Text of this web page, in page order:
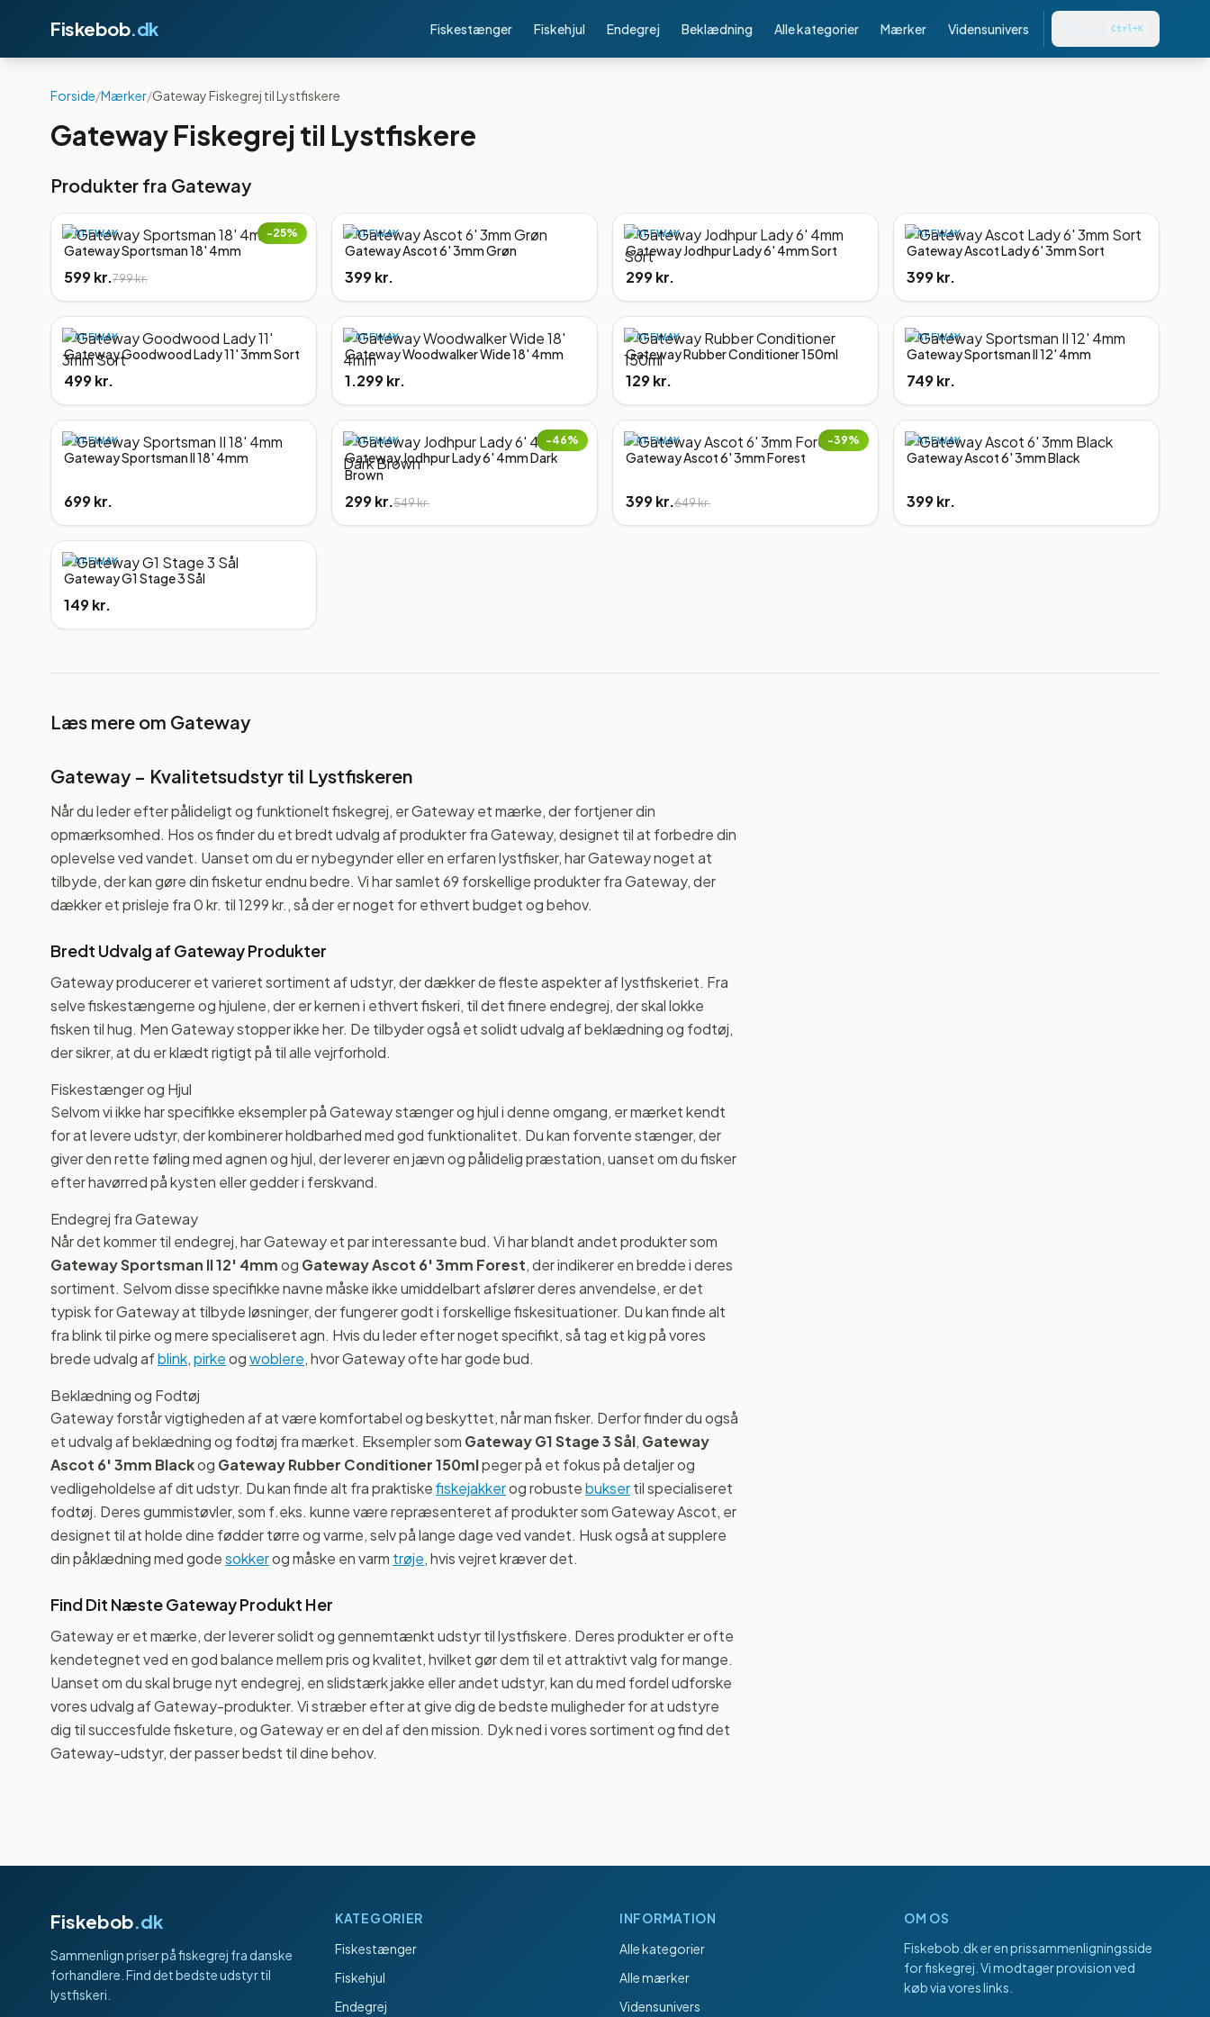
Fiskebob.dk Fiskestænger Fiskehjul Endegrej Beklædning Alle kategorier Mærker Vidensunivers Ctrl+K
Forside/Mærker/Gateway Fiskegrej til Lystfiskere
Gateway Fiskegrej til Lystfiskere
Produkter fra Gateway
−25%
GATEWAY
Gateway Sportsman 18' 4mm
599 kr.799 kr.
GATEWAY
Gateway Ascot 6' 3mm Grøn
399 kr.
GATEWAY
Gateway Jodhpur Lady 6' 4mm Sort
299 kr.
GATEWAY
Gateway Ascot Lady 6' 3mm Sort
399 kr.
GATEWAY
Gateway Goodwood Lady 11' 3mm Sort
499 kr.
GATEWAY
Gateway Woodwalker Wide 18' 4mm
1.299 kr.
GATEWAY
Gateway Rubber Conditioner 150ml
129 kr.
GATEWAY
Gateway Sportsman II 12' 4mm
749 kr.
GATEWAY
Gateway Sportsman II 18' 4mm
699 kr.
−46%
GATEWAY
Gateway Jodhpur Lady 6' 4mm Dark
Brown
299 kr.549 kr.
−39%
GATEWAY
Gateway Ascot 6' 3mm Forest
399 kr.649 kr.
GATEWAY
Gateway Ascot 6' 3mm Black
399 kr.
GATEWAY
Gateway G1 Stage 3 Sål
149 kr.
Læs mere om Gateway
Gateway – Kvalitetsudstyr til Lystfiskeren
Når du leder efter pålideligt og funktionelt fiskegrej, er Gateway et mærke, der fortjener din
opmærksomhed. Hos os finder du et bredt udvalg af produkter fra Gateway, designet til at forbedre din
oplevelse ved vandet. Uanset om du er nybegynder eller en erfaren lystfisker, har Gateway noget at
tilbyde, der kan gøre din fisketur endnu bedre. Vi har samlet 69 forskellige produkter fra Gateway, der
dækker et prisleje fra 0 kr. til 1299 kr., så der er noget for ethvert budget og behov.
Bredt Udvalg af Gateway Produkter
Gateway producerer et varieret sortiment af udstyr, der dækker de fleste aspekter af lystfiskeriet. Fra
selve fiskestængerne og hjulene, der er kernen i ethvert fiskeri, til det finere endegrej, der skal lokke
fisken til hug. Men Gateway stopper ikke her. De tilbyder også et solidt udvalg af beklædning og fodtøj,
der sikrer, at du er klædt rigtigt på til alle vejrforhold.
Fiskestænger og Hjul
Selvom vi ikke har specifikke eksempler på Gateway stænger og hjul i denne omgang, er mærket kendt
for at levere udstyr, der kombinerer holdbarhed med god funktionalitet. Du kan forvente stænger, der
giver den rette føling med agnen og hjul, der leverer en jævn og pålidelig præstation, uanset om du fisker
efter havørred på kysten eller gedder i ferskvand.
Endegrej fra Gateway
Når det kommer til endegrej, har Gateway et par interessante bud. Vi har blandt andet produkter som
Gateway Sportsman II 12' 4mmog Gateway Ascot 6' 3mm Forest, der indikerer en bredde i deres
sortiment. Selvom disse specifikke navne måske ikke umiddelbart afslører deres anvendelse, er det
typisk for Gateway at tilbyde løsninger, der fungerer godt i forskellige fiskesituationer. Du kan finde alt
fra blink til pirke og mere specialiseret agn. Hvis du leder efter noget specifikt, så tag et kig på vores
brede udvalg afblink,pirkeogwoblere, hvor Gateway ofte har gode bud.
Beklædning og Fodtøj
Gateway forstår vigtigheden af at være komfortabel og beskyttet, når man fisker. Derfor finder du også
et udvalg af beklædning og fodtøj fra mærket. Eksempler som Gateway G1 Stage 3 Sål, Gateway
Ascot 6' 3mm Blackog Gateway Rubber Conditioner 150mlpeger på et fokus på detaljer og
vedligeholdelse af dit udstyr. Du kan finde alt fra praktiskefiskejakkerog robustebuksertil specialiseret
fodtøj. Deres gummistøvler, som f.eks. kunne være repræsenteret af produkter som Gateway Ascot, er
designet til at holde dine fødder tørre og varme, selv på lange dage ved vandet. Husk også at supplere
din påklædning med godesokkerog måske en varm trøje, hvis vejret kræver det.
Find Dit Næste Gateway Produkt Her
Gateway er et mærke, der leverer solidt og gennemtænkt udstyr til lystfiskere. Deres produkter er ofte
kendetegnet ved en god balance mellem pris og kvalitet, hvilket gør dem til et attraktivt valg for mange.
Uanset om du skal bruge nyt endegrej, en slidstærk jakke eller andet udstyr, kan du med fordel udforske
vores udvalg af Gateway-produkter. Vi stræber efter at give dig de bedste muligheder for at udstyre
dig til succesfulde fisketure, og Gateway er en del af den mission. Dyk ned i vores sortiment og find det
Gateway-udstyr, der passer bedst til dine behov.
Fiskebob.dk
Sammenlign priser på fiskegrej fra danske
forhandlere. Find det bedste udstyr til
lystfiskeri.
KATEGORIER
Fiskestænger
Fiskehjul
Endegrej
INFORMATION
Alle kategorier
Alle mærker
Vidensunivers
OM OS
Fiskebob.dker en prissammenligningsside
for fiskegrej. Vi modtager provision ved
køb via vores links.